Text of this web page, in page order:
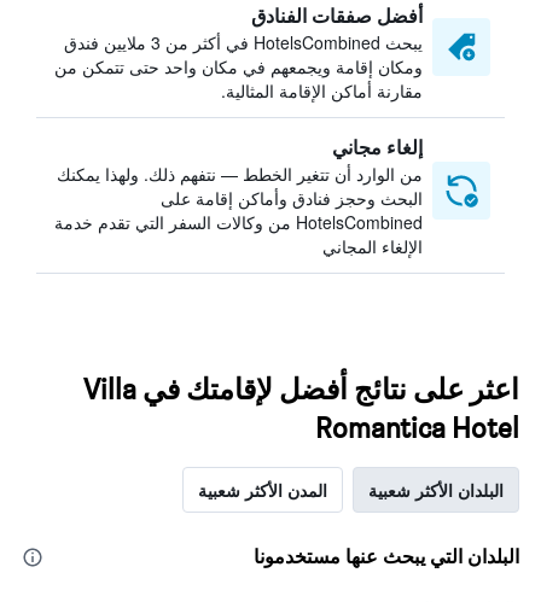
أفضل صفقات الفنادق
يبحث HotelsCombined في أكثر من 3 ملايين فندق
ومكان إقامة ويجمعهم في مكان واحد حتى تتمكن من
مقارنة أماكن الإقامة المثالية.
إلغاء مجاني
من الوارد أن تتغير الخطط — نتفهم ذلك. ولهذا يمكنك
البحث وحجز فنادق وأماكن إقامة على
HotelsCombined من وكالات السفر التي تقدم خدمة
الإلغاء المجاني
اعثر على نتائج أفضل لإقامتك في Villa
Romantica Hotel
البلدان الأكثر شعبية المدن الأكثر شعبية
البلدان التي يبحث عنها مستخدمونا